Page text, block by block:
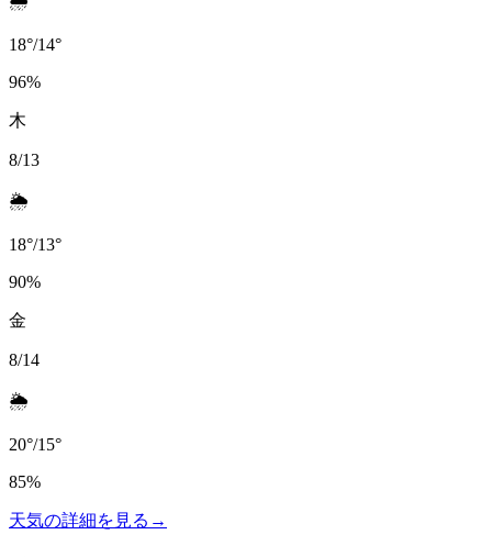
18°/14°
96%
木
8/13
🌦️
18°/13°
90%
金
8/14
🌦️
20°/15°
85%
天気の詳細を見る →